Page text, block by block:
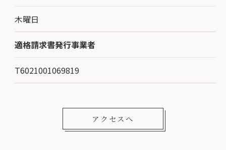
木曜日
適格請求書発行事業者
T6021001069819
アクセスへ